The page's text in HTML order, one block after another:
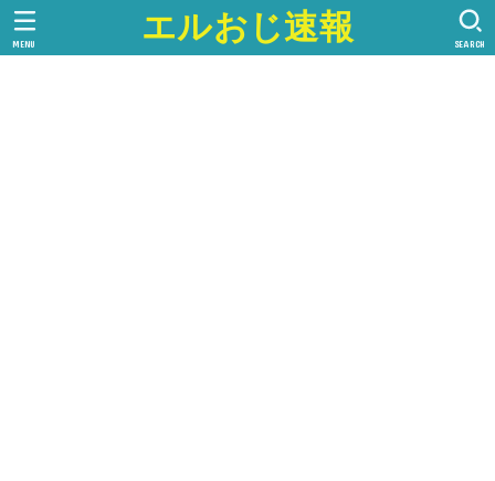
エルおじ速報 SEARCH
MENU